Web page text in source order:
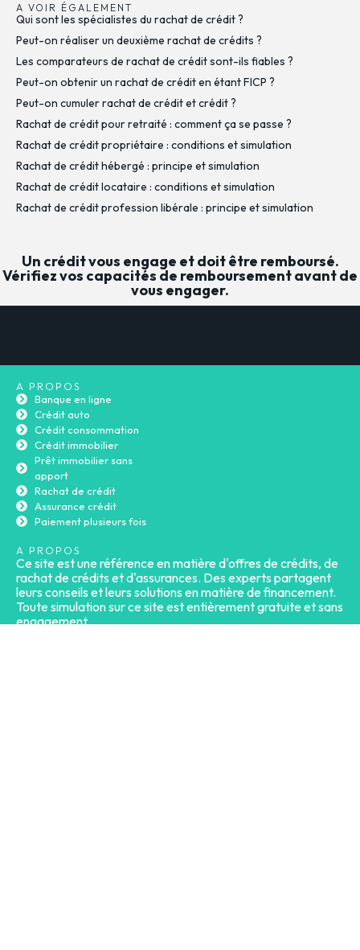
A VOIR ÉGALEMENT
Qui sont les spécialistes du rachat de crédit ?
Peut-on réaliser un deuxième rachat de crédits ?
Les comparateurs de rachat de crédit sont-ils fiables ?
Peut-on obtenir un rachat de crédit en étant FICP ?
Peut-on cumuler rachat de crédit et crédit ?
Rachat de crédit pour retraité : comment ça se passe ?
Rachat de crédit propriétaire : conditions et simulation
Rachat de crédit hébergé : principe et simulation
Rachat de crédit locataire : conditions et simulation
Rachat de crédit profession libérale : principe et simulation
Un crédit vous engage et doit être remboursé.
Vérifiez vos capacités de remboursement avant de
vous engager.
A PROPOS
Banque en ligne
Crédit auto
Crédit consommation
Crédit immobilier
Prêt immobilier sans
apport
Rachat de crédit
Assurance crédit
Paiement plusieurs fois
A PROPOS
Ce site est une référence en matière d'offres de crédits, de
rachat de crédits et d'assurances. Des experts partagent
leurs conseils et leurs solutions en matière de financement.
Toute simulation sur ce site est entièrement gratuite et sans
engagement.